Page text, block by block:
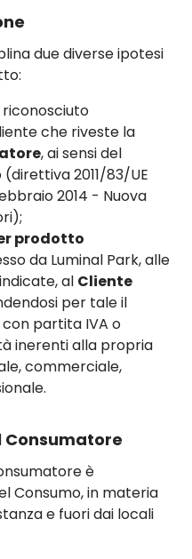
due diverse ipotesi
riconosciuto
che riveste la
, ai sensi del
2011/83/UE
2014 - Nuova
prodotto
da Luminal Park, alle
al Cliente
per tale il
partita IVA o
inerenti alla propria
commerciale,
Consumatore
è
Consumo, in materia
e fuori dai locali